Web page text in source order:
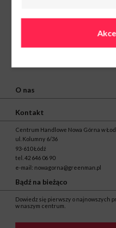
O nas
Kontakt
Centrum Handlowe Nowa Górna w
ul. Kolumny 6/36
93-610 Łódź
tel. 42 646 06 90
e-mail: nowagorna@greenman.pl
Bądź na bieżąco
Dowiedz się pierwszy o najnowszych
w naszym centrum.